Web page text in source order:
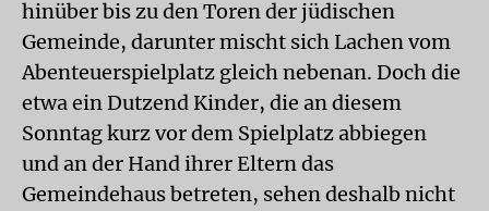
hinüber bis zu den Toren der jüdischen
Gemeinde, darunter mischt sich Lachen vom
Abenteuerspielplatz gleich nebenan. Doch die
etwa ein Dutzend Kinder, die an diesem
Sonntag kurz vor dem Spielplatz abbiegen
und an der Hand ihrer Eltern das
Gemeindehaus betreten, sehen deshalb nicht